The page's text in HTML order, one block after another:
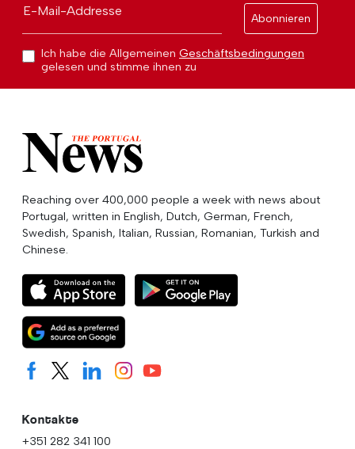
E-Mail-Addresse
Abonnieren
Ich habe die Allgemeinen Geschäftsbedingungen
gelesen und stimme ihnen zu
Reaching over 400,000 people a week with news about
Portugal, written in English, Dutch, German, French,
Swedish, Spanish, Italian, Russian, Romanian, Turkish and
Chinese.
Kontakte
+351 282 341 100